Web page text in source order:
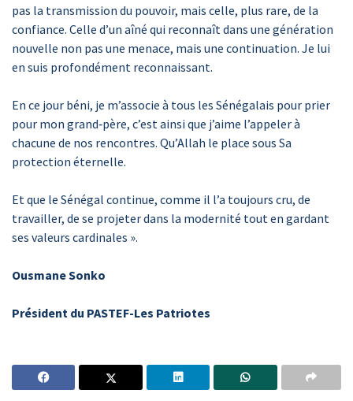
pas la transmission du pouvoir, mais celle, plus rare, de la
confiance. Celle d’un aîné qui reconnaît dans une génération
nouvelle non pas une menace, mais une continuation. Je lui
en suis profondément reconnaissant.
En ce jour béni, je m’associe à tous les Sénégalais pour prier
pour mon grand‑père, c’est ainsi que j’aime l’appeler à
chacune de nos rencontres. Qu’Allah le place sous Sa
protection éternelle.
Et que le Sénégal continue, comme il l’a toujours cru, de
travailler, de se projeter dans la modernité tout en gardant
ses valeurs cardinales ».
Ousmane Sonko
Président du PASTEF-Les Patriotes